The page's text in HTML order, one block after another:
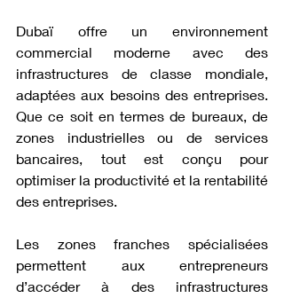
Dubaï offre un environnement
commercial moderne avec des
infrastructures de classe mondiale,
adaptées aux besoins des entreprises.
Que ce soit en termes de bureaux, de
zones industrielles ou de services
bancaires, tout est conçu pour
optimiser la productivité et la rentabilité
des entreprises.
Les zones franches spécialisées
permettent aux entrepreneurs
d’accéder à des infrastructures